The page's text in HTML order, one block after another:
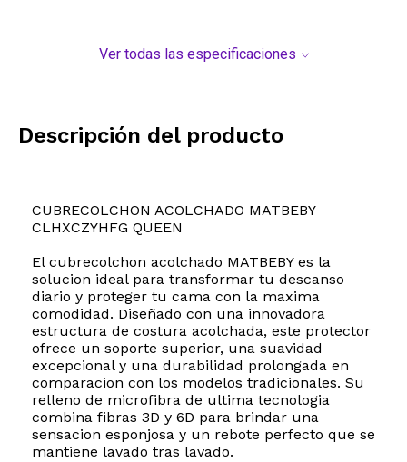
Ver todas las especificaciones
Descripción del producto
CUBRECOLCHON ACOLCHADO MATBEBY
CLHXCZYHFG QUEEN
El cubrecolchon acolchado MATBEBY es la
solucion ideal para transformar tu descanso
diario y proteger tu cama con la maxima
comodidad. Diseñado con una innovadora
estructura de costura acolchada, este protector
ofrece un soporte superior, una suavidad
excepcional y una durabilidad prolongada en
comparacion con los modelos tradicionales. Su
relleno de microfibra de ultima tecnologia
combina fibras 3D y 6D para brindar una
sensacion esponjosa y un rebote perfecto que se
mantiene lavado tras lavado.